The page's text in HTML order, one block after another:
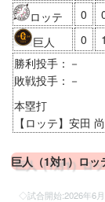
ロッテ 0
巨人
0 1
勝利投手：－
敗戦投手：－
本塁打
【ロッテ】安田
巨人（1対1）ロ
◇試合開始:2026年6